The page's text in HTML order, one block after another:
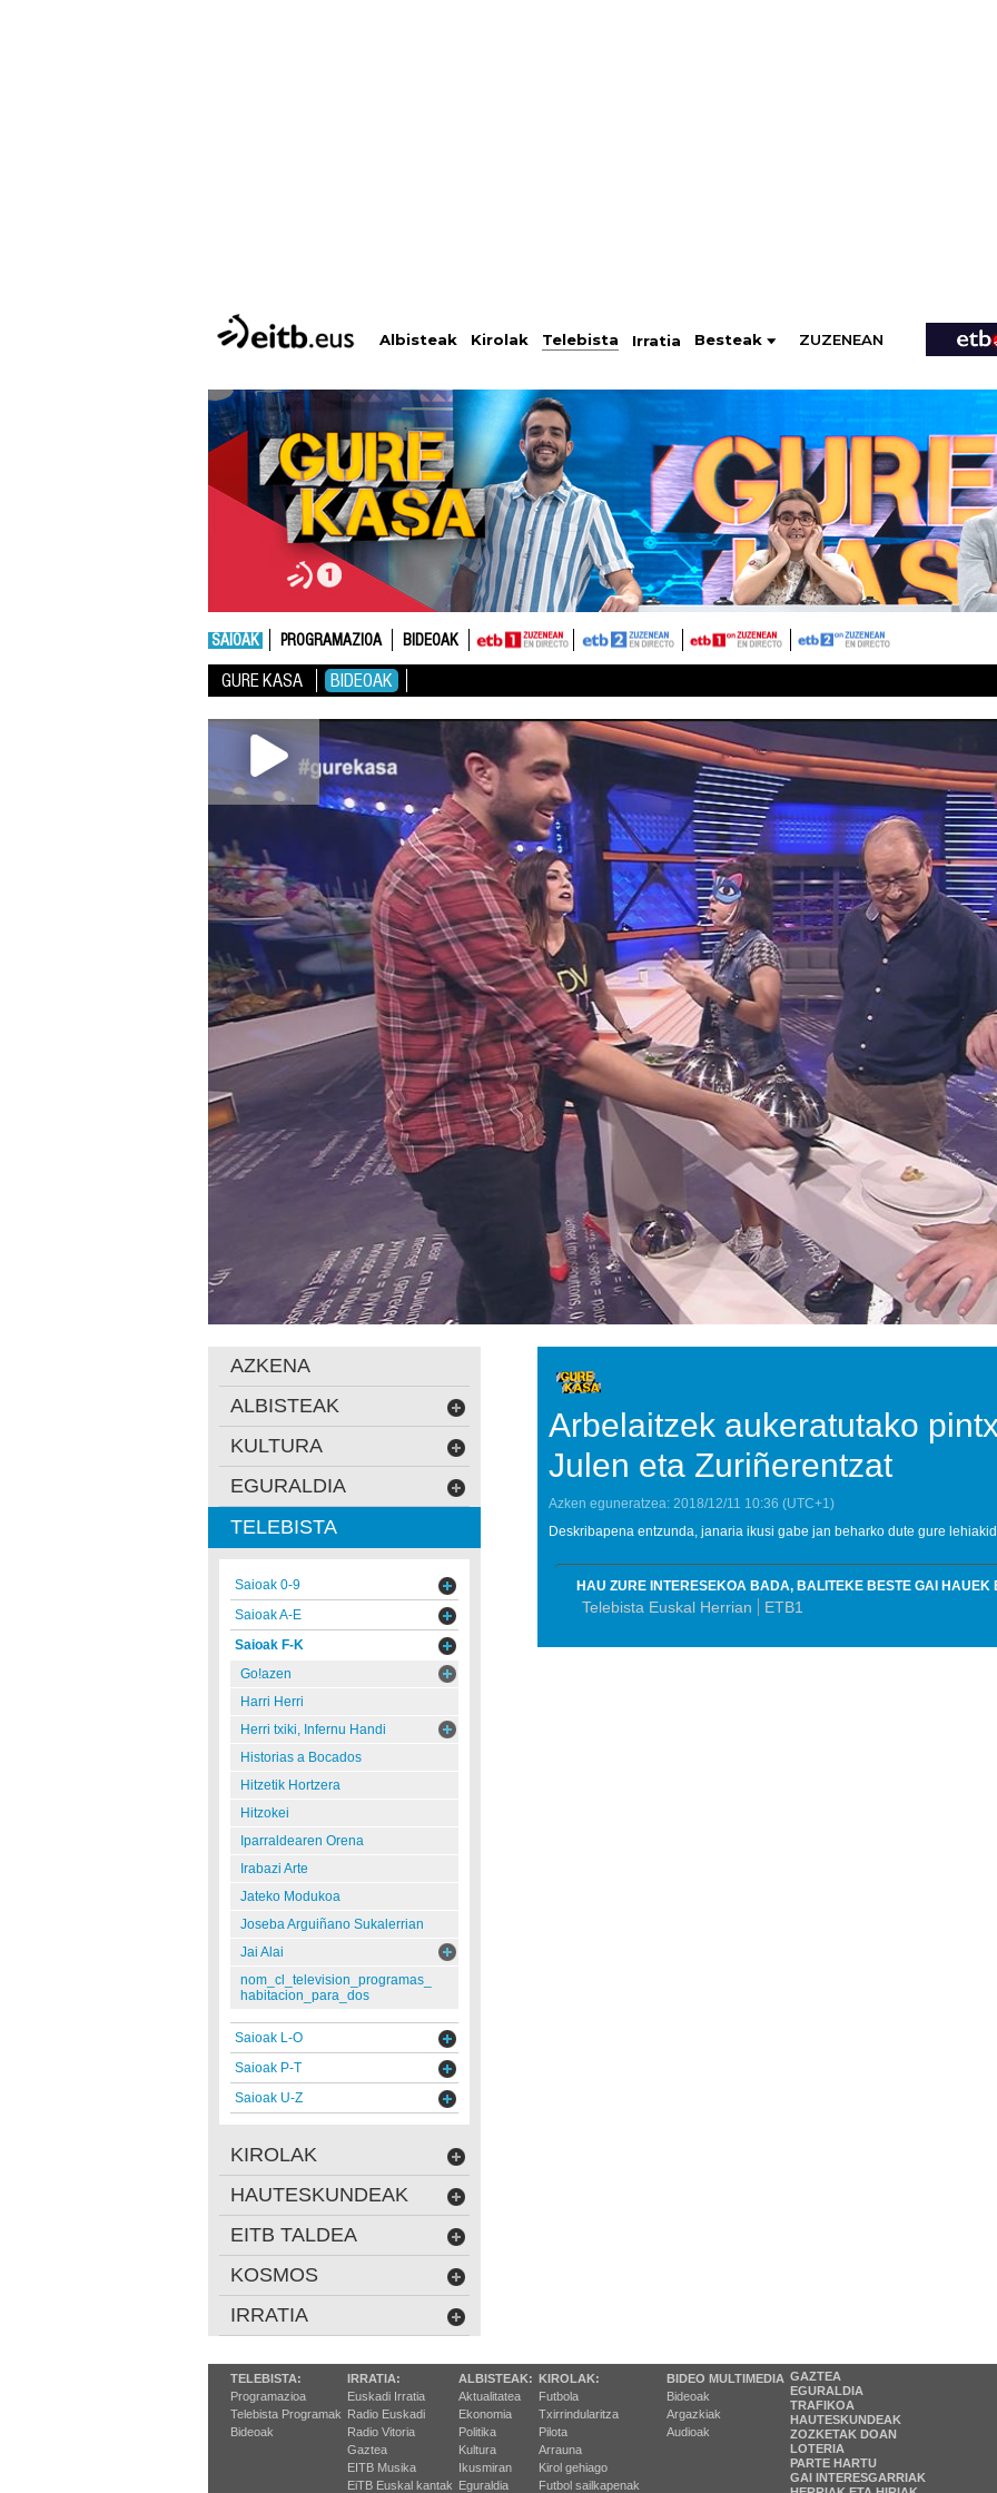
Albisteak Kirolak Telebista Irratia Besteak ZUZENEAN
SAIOAK PROGRAMAZIOA BIDEOAK
GURE KASA BIDEOAK
Arbelaitzek aukeratutako
Julen eta Zuriñerentzat
Azken eguneratzea: 2018/12/11 10:36 (UTC+1)
Deskribapena entzunda, janaria ikusi gabe jan beharko dute gure
HAU ZURE INTERESEKOA BADA, BALITEKE BESTE GAI HAUEK
Telebista Euskal Herrian ETB1
AZKENA
ALBISTEAK
KULTURA
EGURALDIA
TELEBISTA
Saioak 0-9
Saioak A-E
Saioak F-K
Go!azen
Harri Herri
Herri txiki, Infernu Handi
Historias a Bocados
Hitzetik Hortzera
Hitzokei
Iparraldearen Orena
Irabazi Arte
Jateko Modukoa
Joseba Arguiñano Sukalerrian
Jai Alai
nom_cl_television_programas_
habitacion_para_dos
Saioak L-O
Saioak P-T
Saioak U-Z
KIROLAK
HAUTESKUNDEAK
EITB TALDEA
KOSMOS
IRRATIA
TELEBISTA:
Programazioa
Telebista Programak
Bideoak
IRRATIA:
Euskadi Irratia
Radio Euskadi
Radio Vitoria
Gaztea
EITB Musika
EiTB Euskal kantak
ALBISTEAK:
Aktualitatea
Ekonomia
Politika
Kultura
Ikusmiran
Eguraldia
KIROLAK:
Futbola
Txirrindularitza
Pilota
Arrauna
Kirol gehiago
Futbol sailkapenak
BIDEO MULTIMEDIA
Bideoak
Argazkiak
Audioak
GAZTEA
EGURALDIA
TRAFIKOA
HAUTESKUNDEAK
ZOZKETAK DOAN
LOTERIA
PARTE HARTU
GAI INTERESGARRIAK